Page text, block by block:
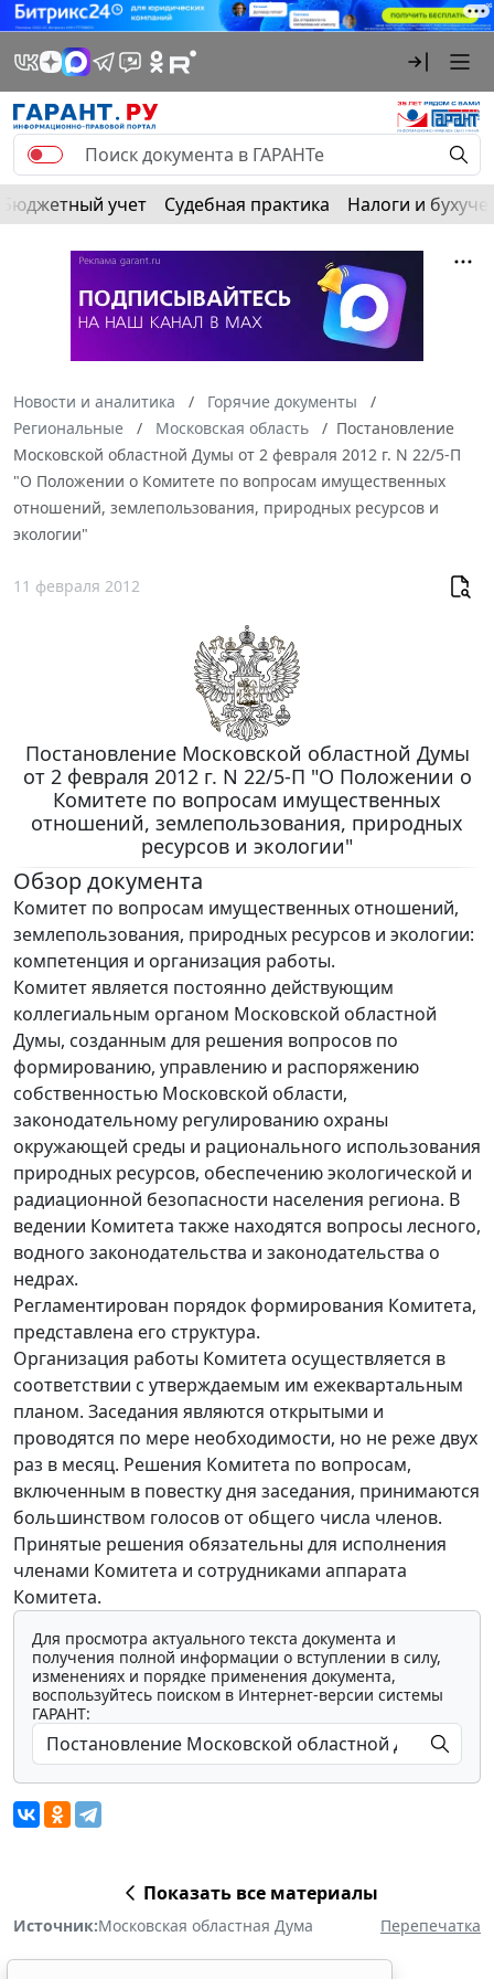
Бюджетный учет Судебная практика Налоги и
Новости и аналитика
Горячие документы
Региональные
Московская область
Постановление
Московской областной Думы от 2 февраля 2012 г. N 22/5-П
"О Положении о Комитете по вопросам имущественных
отношений, землепользования, природных ресурсов и
экологии"
11 февраля 2012
Постановление Московской областной Думы
от 2 февраля 2012 г. N 22/5-П "О Положении о
Комитете по вопросам имущественных
отношений, землепользования, природных
ресурсов и экологии"
Обзор документа
Комитет по вопросам имущественных отношений,
землепользования, природных ресурсов и экологии:
компетенция и организация работы.
Комитет является постоянно действующим
коллегиальным органом Московской областной
Думы, созданным для решения вопросов по
формированию, управлению и распоряжению
собственностью Московской области,
законодательному регулированию охраны
окружающей среды и рационального использования
природных ресурсов, обеспечению экологической и
радиационной безопасности населения региона. В
ведении Комитета также находятся вопросы лесного,
водного законодательства и законодательства о
недрах.
Регламентирован порядок формирования Комитета,
представлена его структура.
Организация работы Комитета осуществляется в
соответствии с утверждаемым им ежеквартальным
планом. Заседания являются открытыми и
проводятся по мере необходимости, но не реже двух
раз в месяц. Решения Комитета по вопросам,
включенным в повестку дня заседания, принимаются
большинством голосов от общего числа членов.
Принятые решения обязательны для исполнения
членами Комитета и сотрудниками аппарата
Комитета.
Для просмотра актуального текста документа и
получения полной информации о вступлении в силу,
изменениях и порядке применения документа,
воспользуйтесь поиском в Интернет-версии системы
ГАРАНТ:
Показать все материалы
Источник:Московская областная Дума Перепечатка